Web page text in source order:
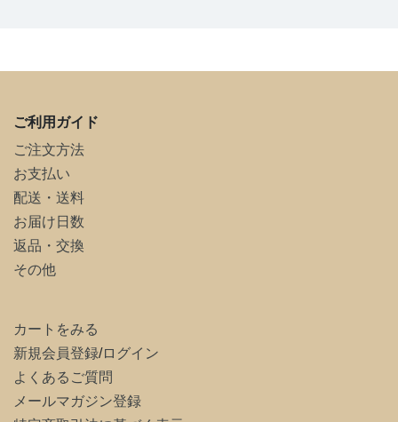
ご利用ガイド
ご注文方法
お支払い
配送・送料
お届け日数
返品・交換
その他
カートをみる
新規会員登録/ログイン
よくあるご質問
メールマガジン登録